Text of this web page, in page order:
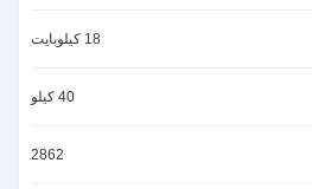
18 كيلوبايت
40 كيلو
2862